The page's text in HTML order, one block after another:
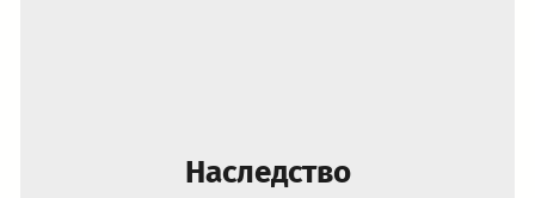
Наследство